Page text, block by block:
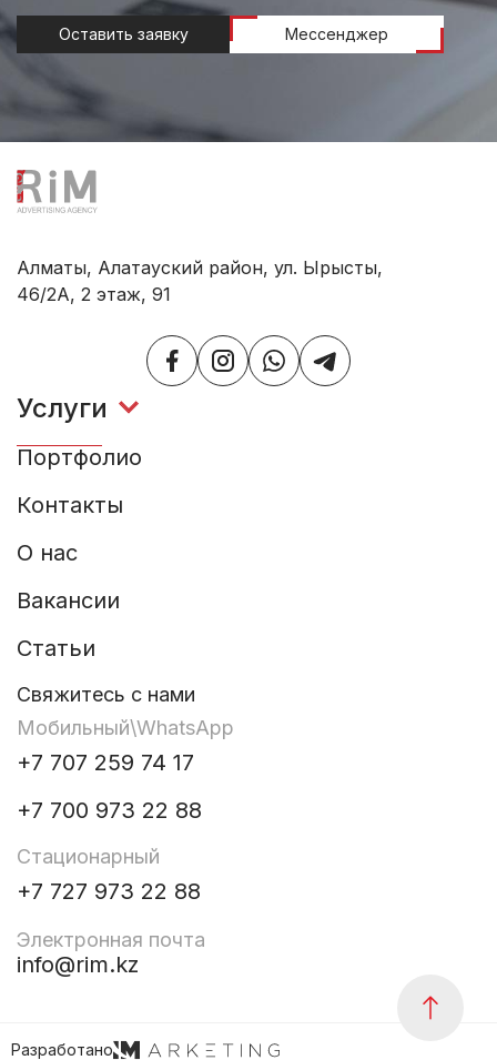
Оставить заявку Мессенджер
Алматы, Алатауский район, ул. Ырысты,
46/2А, 2 этаж, 91
Услуги
Вывески
Таблички и Стенды
Портфолио
Контакты
О нас
Вакансии
Статьи
Свяжитесь с нами
Мобильный\WhatsApp
+7 707 259 74 17
+7 700 973 22 88
Стационарный
+7 727 973 22 88
Электронная почта
info@rim.kz
Разработано